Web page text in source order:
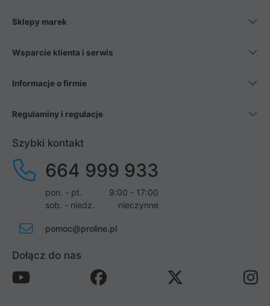
Sklepy marek
Wsparcie klienta i serwis
Informacje o firmie
Regulaminy i regulacje
Szybki kontakt
664 999 933
pon. - pt.
9:00 - 17:00
sob. - niedz.
nieczynne
pomoc@proline.pl
Dołącz do nas